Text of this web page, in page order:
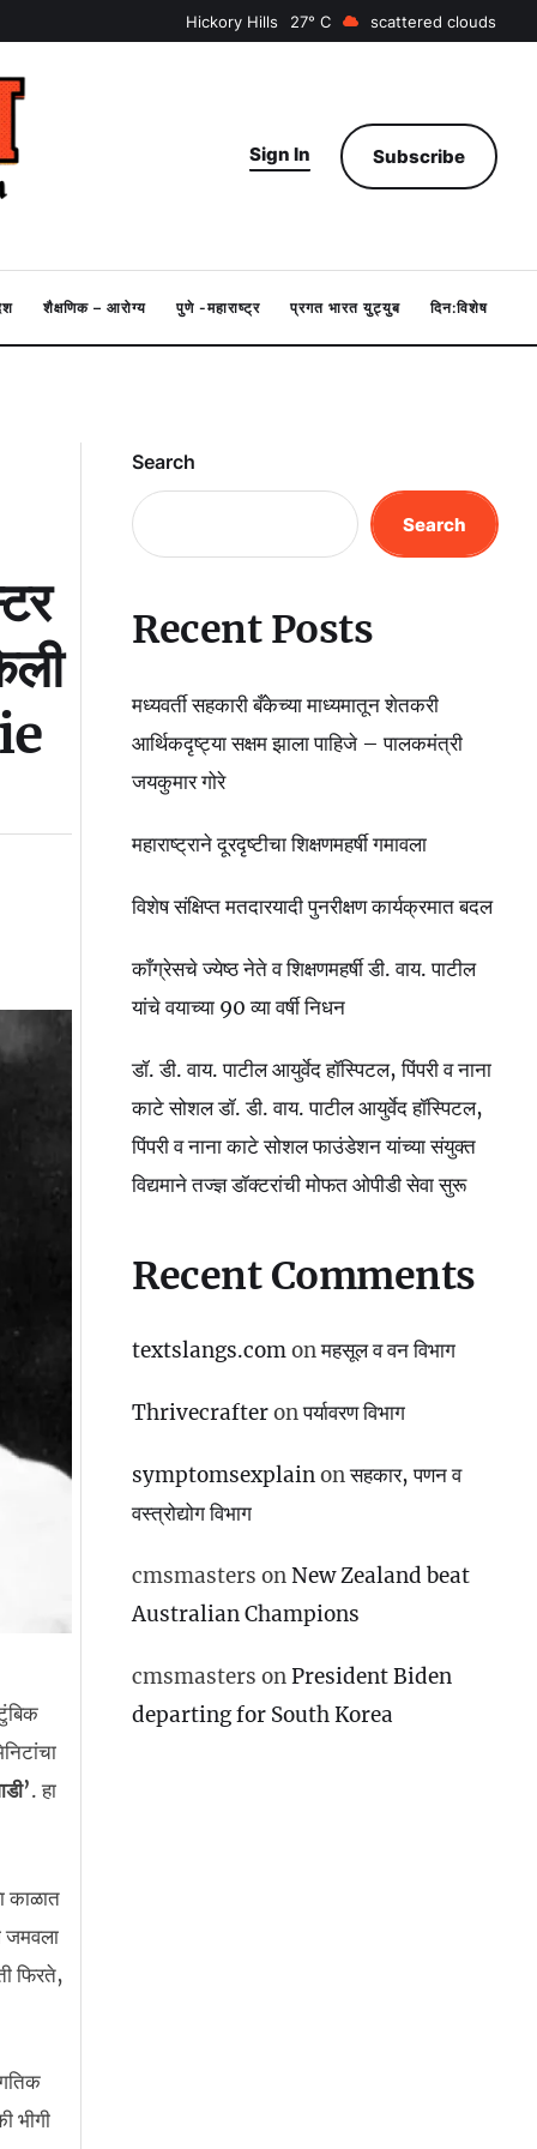
Hickory Hills 27 scattered clouds
Sign In Subscribe
शैक्षणिक – आरोग्य पुणे -महाराष्ट्र प्रगत भारत युट्युब दिन:विशेष
. हा
काळात
जमवला
फिरते,
भीगी
Search
Search
Recent Posts
मध्यवर्ती सहकारी बँकेच्या माध्यमातून शेतकरी
आर्थिकदृष्ट्या सक्षम झाला पाहिजे – पालकमंत्री
जयकुमार गोरे
महाराष्ट्राने दूरदृष्टीचा शिक्षणमहर्षी गमावला
विशेष संक्षिप्त मतदारयादी पुनरीक्षण कार्यक्रमात बदल
काँग्रेसचे ज्येष्ठ नेते व शिक्षणमहर्षी डी. वाय. पाटील
यांचे वयाच्या 90 व्या वर्षी निधन
डॉ. डी. वाय. पाटील आयुर्वेद हॉस्पिटल, पिंपरी व नाना
काटे सोशल डॉ. डी. वाय. पाटील आयुर्वेद हॉस्पिटल,
पिंपरी व नाना काटे सोशल फाउंडेशन यांच्या संयुक्त
विद्यमाने तज्ज्ञ डॉक्टरांची मोफत ओपीडी सेवा सुरू
Recent Comments
textslangs.comonमहसूल व वन विभाग
Thrivecrafteronपर्यावरण विभाग
symptomsexplainonसहकार, पणन व
वस्‍त्रोद्योग विभाग
cmsmasters onNew Zealand beat
Australian Champions
cmsmasters onPresident Biden
departing for South Korea